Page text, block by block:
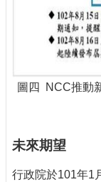
圖四 NCC推動
未來期望
行政院於101年1